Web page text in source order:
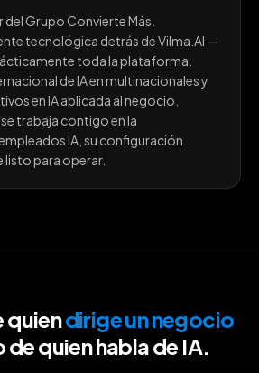
Grupo Convierte Más.
tecnológica detrás de Vilma.AI —
toda la plataforma.
de IA en multinacionales y
en IA aplicada al negocio.
trabaja contigo en la
IA, su configuración
listo para operar.
quiendirige un negocio
de quien habla de IA.